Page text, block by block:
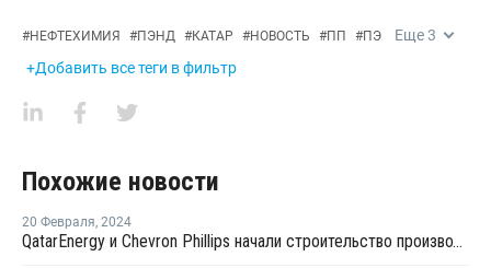
#НЕФТЕХИМИЯ #ПЭНД #КАТАР #НОВОСТЬ #ПП #ПЭ Еще3
+Добавить все теги в фильтр
Похожие новости
20 Февраля, 2024
QatarEnergy и Chevron Phillips начали строительство производсто полимеров в Катаре